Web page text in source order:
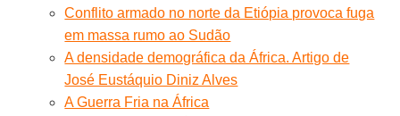
Conflito armado no norte da Etiópia provoca fuga
em massa rumo ao Sudão
A densidade demográfica da África. Artigo de
José Eustáquio Diniz Alves
A Guerra Fria na África